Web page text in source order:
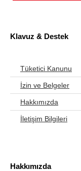
Klavuz & Destek
Tüketici Kanunu
İzin ve Belgeler
Hakkımızda
İletişim Bilgileri
Hakkımızda